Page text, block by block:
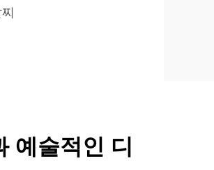
예술적인 디